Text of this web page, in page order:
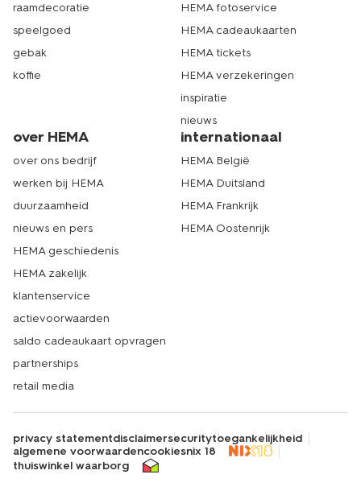
raamdecoratie
speelgoed
gebak
koffie
HEMA fotoservice
HEMA cadeaukaarten
HEMA tickets
HEMA verzekeringen
inspiratie
nieuws
over HEMA
over ons bedrijf
werken bij HEMA
duurzaamheid
nieuws en pers
HEMA geschiedenis
HEMA zakelijk
klantenservice
actievoorwaarden
saldo cadeaukaart opvragen
partnerships
retail media
internationaal
HEMA België
HEMA Duitsland
HEMA Frankrijk
HEMA Oostenrijk
privacy statementdisclaimersecuritytoegankelijkheid
algemene voorwaardencookiesnix 18
thuiswinkel waarborg